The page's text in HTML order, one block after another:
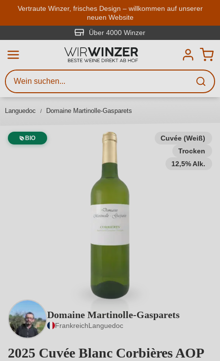
Zum Hauptinhalt springen
Vertraute Winzer, frisches Design – willkommen auf unserer
neuen Website
Über 4000 Winzer
Languedoc Domaine Martinolle-Gasparets
Cuvée (Weiß)
Trocken
12,5% Alk.
BIO
Domaine Martinolle-Gasparets
FrankreichLanguedoc
2025 Cuvée Blanc Corbières AOP
Weinsuche
Mindestens 3 Zeichen eingeben
Beschreiben Sie, welchen Wein
Sie suchen – ob nach Geschmack,
Region, Winzer oder anderen